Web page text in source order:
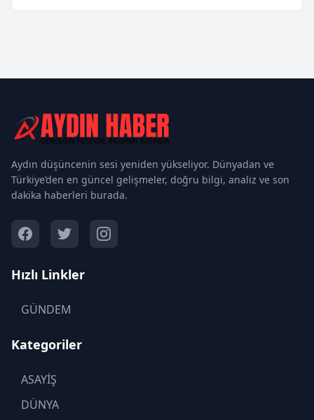
Aydın düşüncenin sesi yeniden yükseliyor. Dünyadan ve
Türkiye’den en güncel gelişmeler, doğru bilgi, analiz ve son
dakika haberleri burada.
Hızlı Linkler
GÜNDEM
Kategoriler
ASAYİŞ
DÜNYA